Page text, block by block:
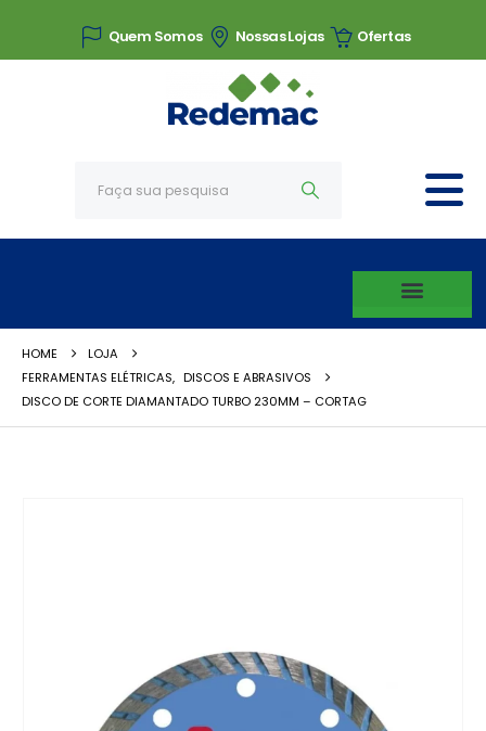
Quem Somos Nossas Lojas Ofertas
HOME
LOJA
FERRAMENTAS ELÉTRICAS, DISCOS E ABRASIVOS
DISCO DE CORTE DIAMANTADO TURBO 230MM – CORTAG